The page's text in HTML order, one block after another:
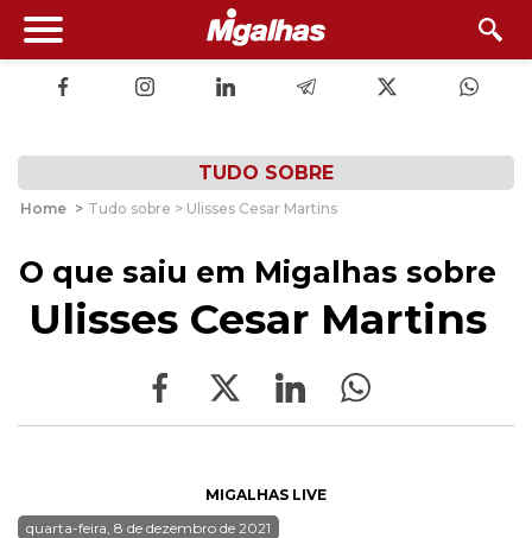
TUDO SOBRE
Home > Tudo sobre > Ulisses Cesar Martins
O que saiu em Migalhas sobre
Ulisses Cesar Martins
MIGALHAS LIVE
quarta-feira, 8 de dezembro de 2021